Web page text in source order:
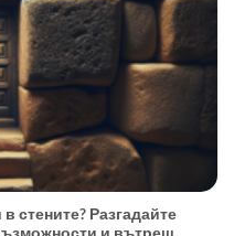
стените? Разгадайте